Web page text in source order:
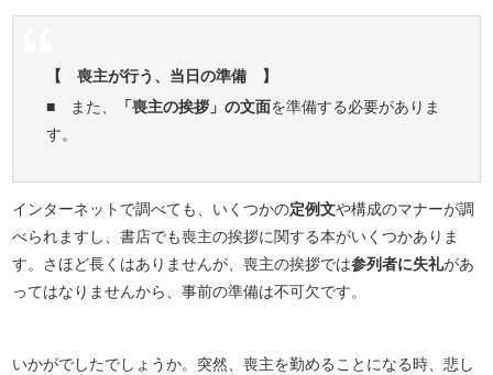
【 喪主が行う、当日の準備 】
■ また、
「喪主の挨拶」の文面を準備する必要がありま
す。
インターネットで調べても、いくつかの定例文や構成のマナーが調
べられますし、書店でも喪主の挨拶に関する本がいくつかありま
す。さほど長くはありませんが、喪主の挨拶では参列者に失礼があ
ってはなりませんから、事前の準備は不可欠です。
いかがでしたでしょうか。突然、喪主を勤めることになる時、悲し